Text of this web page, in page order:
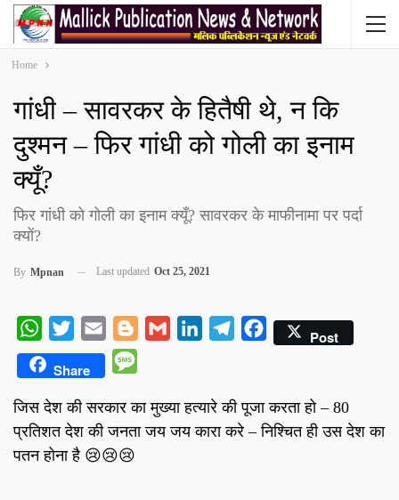
Home
गांधी – सावरकर के हितैषी थे, न कि
दुश्मन – फिर गांधी को गोली का इनाम
क्यूँ?
फिर गांधी को गोली का इनाम क्यूँ? सावरकर के माफीनामा पर पर्दा
क्यों?
By Mpnan Last updated Oct 25, 2021
WhatsApp
Twitter Email BloggerGmail LinkedInTelegramFacebookPost
Share
जिस देश की सरकार का मुख्या हत्यारे की पूजा करता हो – 80
प्रतिशत देश की जनता जय जय कारा करे – निश्चित ही उस देश का
पतन होना है 😢😢😢